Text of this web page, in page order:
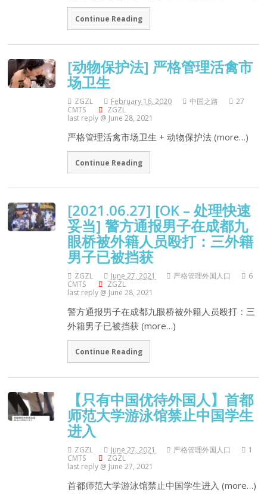
Continue Reading
[动物保护法] 严格管理活禽市
场卫生
ZGZL February 16, 2020 中国之路
27
CMTS
ZGZL
last reply @ June 28, 2021
严格管理活禽市场卫生 + 动物保护法 (more…)
Continue Reading
[2021.06.27] [OK – 处理快速
妥当] 警方通报男子在成都九
眼桥被外籍人员殴打：三外籍
男子已被挡获
ZGZL June 27, 2021 严格管理外国人口
6
CMTS
ZGZL
last reply @ June 28, 2021
警方通报男子在成都九眼桥被外籍人员殴打：三
外籍男子已被挡获 (more…)
Continue Reading
【只有中国优待外国人】首都
师范大学游泳馆禁止中国学生
进入
ZGZL June 27, 2021 严格管理外国人口
1
CMTS
ZGZL
last reply @ June 27, 2021
首都师范大学游泳馆禁止中国学生进入 (more…)